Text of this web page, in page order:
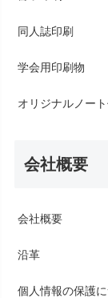
同人誌印刷
学会用印刷物
オリジナルノー
会社概要
会社概要
沿革
個人情報の保護